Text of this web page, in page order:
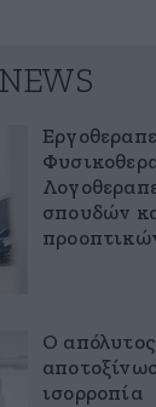
σπουδών
Ο
ισορροπία